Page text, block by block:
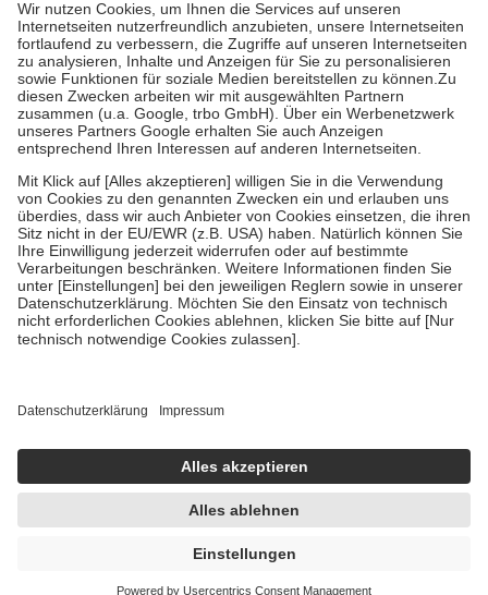
Kosten der Leistung zu entrichten.
Diese Regeln gelten grundsätzlich auch für Online-Apotheken.
Bei Heilmitteln und häuslicher Krankenpflege beträgt die
Zuzahlung zehn Prozent der Kosten sowie zehn Euro je
Verordnung.
Um das Engagement der Versicherten für ihre eigene Gesundheit zu
stärken und die besondere Stellung der Familie zu unterstützen,
fallenkeine Zuzahlungenan bei:
• Kindern und Jugendlichen bis zum vollendeten 18. Lebensjahr
mit Ausnahme der Fahrkosten
• Untersuchungen zur Vorsorge und Früherkennung, die von der
GKV getragen werden
• empfohlenen Schutzimpfungen
• Harn- und Blutteststreifen
getroffen, um sicherzustellen, dass es sich um echte Bewertungen
https://help.etrusted.com/hc/de/articles/4419944605341
Einige Bilder und Inhalte wurden unter Zuhilfenahme künstlicher